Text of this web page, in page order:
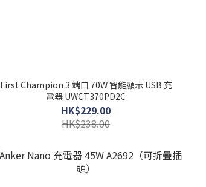
First Champion 3 端口 70W 智能顯示 USB 充
電器 UWCT370PD2C
HK$229.00
HK$238.00